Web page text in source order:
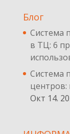
Блог
Система
в ТЦ: 6
Система
центров:
Окт 14.